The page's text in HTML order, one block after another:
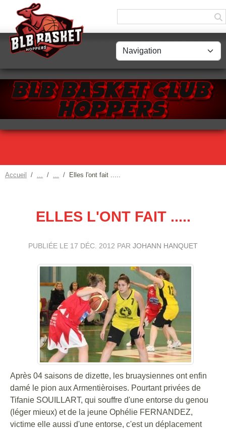
Accueil Elles l'ont fait .....
ELLES L'ONT FAIT .....
PUBLIÉE LE 17 DÉC. 2012 PAR JOHANN HANQUET
Après 04 saisons de dizette, les bruaysiennes ont enfin
damé le pion aux Armentièroises. Pourtant privées de
Tifanie SOUILLART, qui souffre d'une entorse du genou
(léger mieux) et de la jeune Ophélie FERNANDEZ,
victime elle aussi d'une entorse, c'est un déplacement
Panneau de gestion des cookies